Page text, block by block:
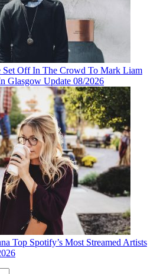
Set Off In The Crowd To Mark Liam
Glasgow Update 08/2026
Top Spotify’s Most Streamed Artists